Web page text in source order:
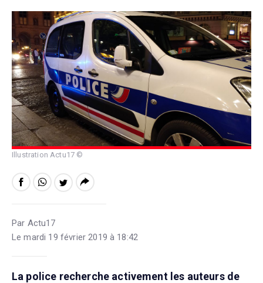
Illustration Actu17 ©
Par Actu17
Le mardi 19 février 2019 à 18:42
La police recherche activement les auteurs de